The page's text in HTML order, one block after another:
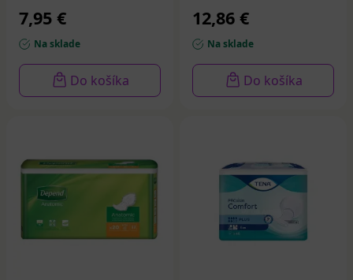
7,95 €
Na sklade
Do košíka
12,86 €
Na sklade
Do košíka